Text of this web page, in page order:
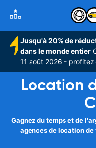
Jusqu'à 20% de
dans le monde entier
11 août 2026 -
Location
Gagnez du temps et de
agences de location de